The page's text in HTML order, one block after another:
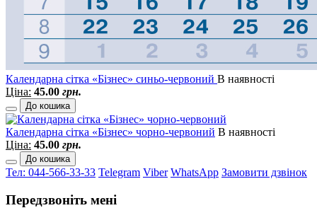
Календарна сітка «Бізнес» синьо-червоний В наявності
Ціна: 45.00 грн.
До кошика
Календарна сітка «Бізнес» чорно-червоний В наявності
Ціна: 45.00 грн.
До кошика
Тел: 044-566-33-33 Telegram Viber WhatsApp Замовити дзвінок
Передзвоніть мені